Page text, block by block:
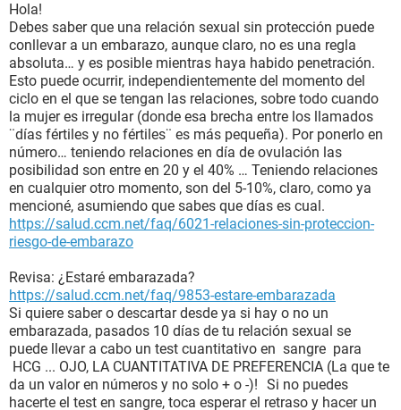
Hola!
Debes saber que una relación sexual sin protección puede
conllevar a un embarazo, aunque claro, no es una regla
absoluta… y es posible mientras haya habido penetración.
Esto puede ocurrir, independientemente del momento del
ciclo en el que se tengan las relaciones, sobre todo cuando
la mujer es irregular (donde esa brecha entre los llamados
¨días fértiles y no fértiles¨ es más pequeña). Por ponerlo en
número… teniendo relaciones en día de ovulación las
posibilidad son entre en 20 y el 40% … Teniendo relaciones
en cualquier otro momento, son del 5-10%, claro, como ya
mencioné, asumiendo que sabes que días es cual.
https://salud.ccm.net/faq/6021-relaciones-sin-proteccion-
riesgo-de-embarazo
Revisa: ¿Estaré embarazada?
https://salud.ccm.net/faq/9853-estare-embarazada
Si quiere saber o descartar desde ya si hay o no un
embarazada, pasados 10 días de tu relación sexual se
puede llevar a cabo un test cuantitativo en sangre para
HCG ... OJO, LA CUANTITATIVA DE PREFERENCIA (La que te
da un valor en números y no solo + o -)! Si no puedes
hacerte el test en sangre, toca esperar el retraso y hacer un